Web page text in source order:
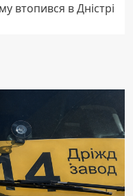
втопився в Дністрі